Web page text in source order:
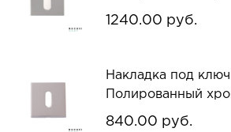
1240.00 руб.
Накладка под
Полированный
840.00 руб.